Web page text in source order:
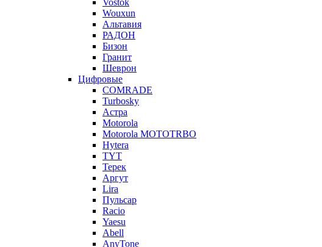
Vostok
Wouxun
Альтавия
РАДОН
Бизон
Гранит
Шеврон
Цифровые
COMRADE
Turbosky
Астра
Motorola
Motorola MOTOTRBO
Hytera
TYT
Терек
Аргут
Lira
Пульсар
Racio
Yaesu
Abell
AnyTone